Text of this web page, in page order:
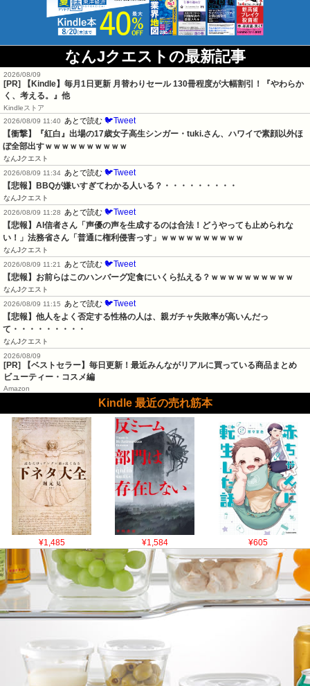
なんJクエストの最新記事
2026/08/09
[PR]
【Kindle】毎月1日更新 月替わりセール 130冊程度が大幅割引！『やわらか
く、考える。』他
Kindleストア
2026/08/09 11:40
あとで読む 🐦Tweet
【衝撃】『紅白』出場の17歳女子高生シンガー・tuki.さん、ハワイで素顔以外ほ
ぼ全部出すｗｗｗｗｗｗｗｗｗｗ
なんJクエスト
2026/08/09 11:34 あとで読む 🐦Tweet
【悲報】BBQが嫌いすぎてわかる人いる？・・・・・・・・・
なんJクエスト
2026/08/09 11:28
あとで読む 🐦Tweet
【悲報】AI信者さん「声優の声を生成するのは合法！どうやっても止められな
い！」法務省さん「普通に権利侵害っす」ｗｗｗｗｗｗｗｗｗｗ
なんJクエスト
2026/08/09 11:21
あとで読む 🐦Tweet
【悲報】お前らはこのハンバーグ定食にいくら払える？ｗｗｗｗｗｗｗｗｗｗ
なんJクエスト
2026/08/09 11:15
あとで読む 🐦Tweet
【悲報】他人をよく否定する性格の人は、親ガチャ失敗率が高いんだっ
て・・・・・・・・・
なんJクエスト
2026/08/09
[PR] 【ベストセラー】毎日更新！最近みんながリアルに買っている商品まとめ
ビューティー・コスメ編
Amazon
Kindle 最近の売れ筋本
¥1,485 ¥1,584 ¥605